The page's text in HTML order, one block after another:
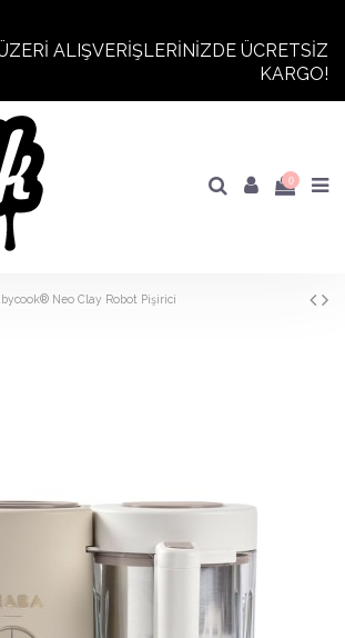
ALIŞVERİŞLERİNİZDE ÜCRETSİZ
KARGO!
0
Neo Clay Robot Pişirici